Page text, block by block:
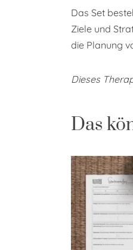
Das Set
Ziele und
die Planung
Dieses
Das